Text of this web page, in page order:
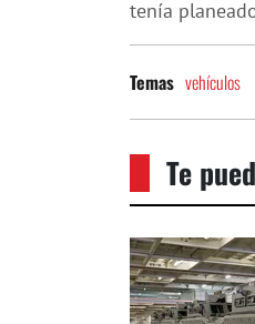
tenía
Temas vehículos
Te